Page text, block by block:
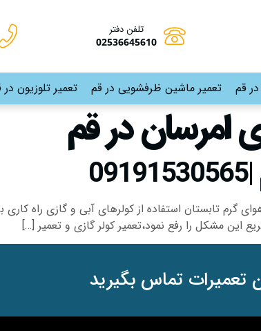
تلفن دفتر
02536645610
قم تعمیر ماشین ظرفشویی در قم تعمیر تلوزیون
امرسان در قم
گرم تابستان استفاده از کولرهای آبی و گازی راه
این مشکل را رفع نمود،تعمیر کولر گازی و تعمیر […]
تعمیرات تماس بگیرید